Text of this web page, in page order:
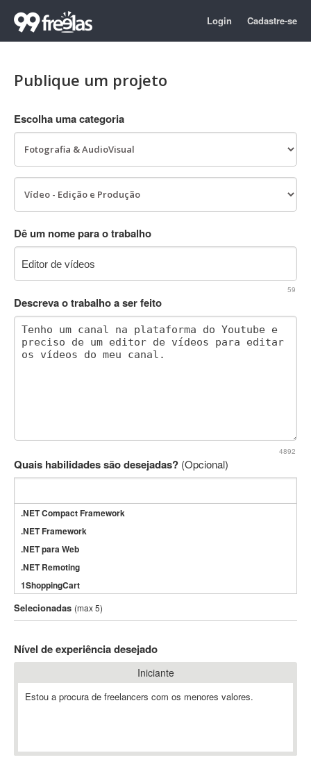
Login Cadastre-se
Publique um projeto
Escolha uma categoria
Dê um nome para o trabalho
59
Descreva o trabalho a ser feito
4892
Quais habilidades são desejadas? (Opcional)
.NET Compact Framework
.NET Framework
.NET para Web
.NET Remoting
1ShoppingCart
3DS Max
3GSM
802.11
A-GPS
Selecionadas (max 5)
Nível de experiência desejado
Iniciante
Estou a procura de freelancers com os menores valores.